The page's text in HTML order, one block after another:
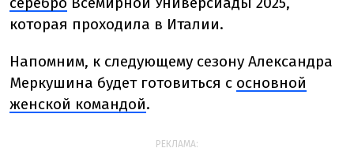
которая проходила в Италии.
Напомним, к следующему сезону Александра
Меркушина будет готовиться с основной
женской командой.
РЕКЛАМА: